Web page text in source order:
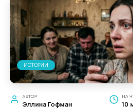
ИСТОРИИ
АВТОР
Эллина Гофман
НА
10